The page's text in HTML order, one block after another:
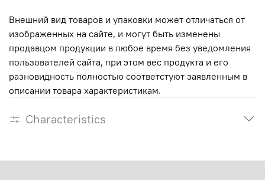
Внешний вид товаров и упаковки может отличаться от
изображенных на сайте, и могут быть изменены
продавцом продукции в любое время без уведомления
пользователей сайта, при этом вес продукта и его
разновидность полностью соответстуют заявленным в
описании товара характеристикам.
Characteristics